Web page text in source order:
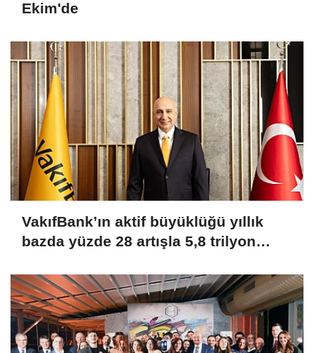
Ekim'de
VakıfBank’ın aktif büyüklüğü yıllık
bazda yüzde 28 artışla 5,8 trilyon